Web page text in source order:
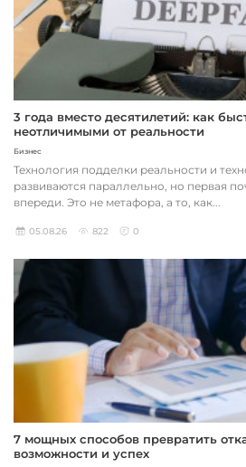
3 года вместо десятилетий: как
неотличимыми от реальности
Бизнес
Технология подделки реальности и
развиваются параллельно, но первая
впереди. Это не метафора, а то, как...
05.08.26 822 0
7 мощных способов превратить
возможности и успех